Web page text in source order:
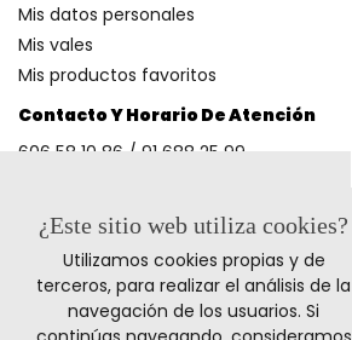
Contacto Y Horario De Atención
606 58 10 86 / 91 688 25 99
Métodos De Pago
Mis datos personales
Mis vales
Mis productos favoritos
¿Este sitio web utiliza cookies?
Utilizamos cookies propias y de
terceros, para realizar el análisis de la
navegación de los usuarios. Si